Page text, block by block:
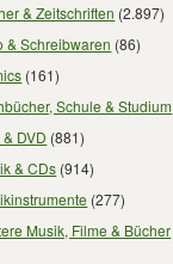
& Zeitschriften (2.897)
& Schreibwaren (86)
(161)
Schule & Studium
DVD (881)
& CDs (914)
(277)
Musik, Filme & Bücher